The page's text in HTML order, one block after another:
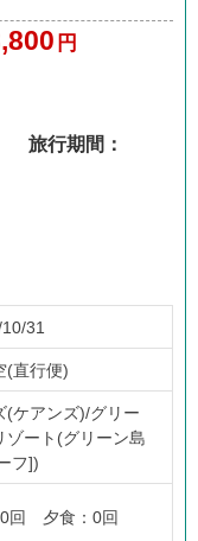
円
旅行期間：
31
(直行便)
(ケアンズ)/グリー
ゾート(グリーン島
フ])
回 夕食：0回